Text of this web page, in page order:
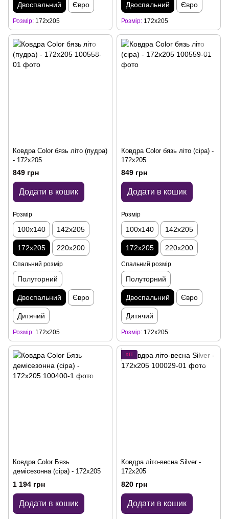
Двоспальний Євро
Розмір 172x205
Двоспальний Євро
Розмір 172x205
Ковдра Color бязь літо (пудра)
- 172x205
849 грн
Додати в кошик
Розмір
100x140 142x205
172x205 220x200
Спальний розмір
Полуторний
Двоспальний Євро
Дитячий
Розмір 172x205
Ковдра Color бязь літо (сіра) -
172x205
849 грн
Додати в кошик
Розмір
100x140 142x205
172x205 220x200
Спальний розмір
Полуторний
Двоспальний Євро
Дитячий
Розмір 172x205
Ковдра Color Бязь
демісезонна (сіра) - 172x205
1 194 грн
Додати в кошик
ХІТ
Ковдра літо-весна Silver -
172x205
820 грн
Додати в кошик